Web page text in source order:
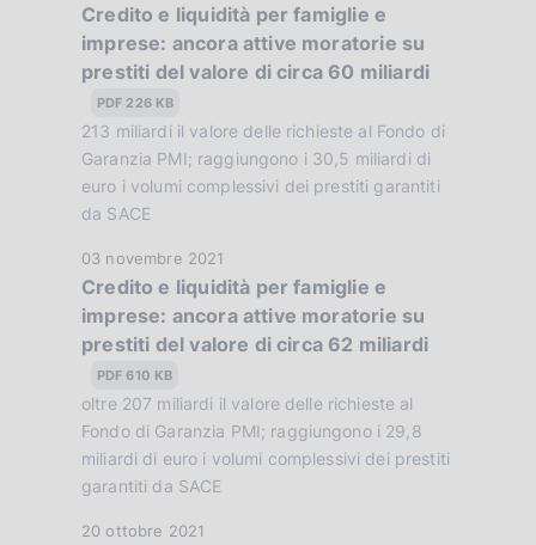
a
z
i
n
e
a
t
a
u
b
b
l
a
z
i
n
e
:
Credito e liquidità per famiglie e
imprese: ancora attive moratorie su
prestiti del valore di circa 60 miliardi
PDF 226 KB
213 miliardi il valore delle richieste al Fondo di
Garanzia PMI; raggiungono i 30,5 miliardi di
euro i volumi complessivi dei prestiti garantiti
da SACE
D
a
t
a
u
b
b
l
03 novembre 2021
Credito e liquidità per famiglie e
imprese: ancora attive moratorie su
prestiti del valore di circa 62 miliardi
PDF 610 KB
oltre 207 miliardi il valore delle richieste al
Fondo di Garanzia PMI; raggiungono i 29,8
miliardi di euro i volumi complessivi dei prestiti
garantiti da SACE
D
20 ottobre 2021